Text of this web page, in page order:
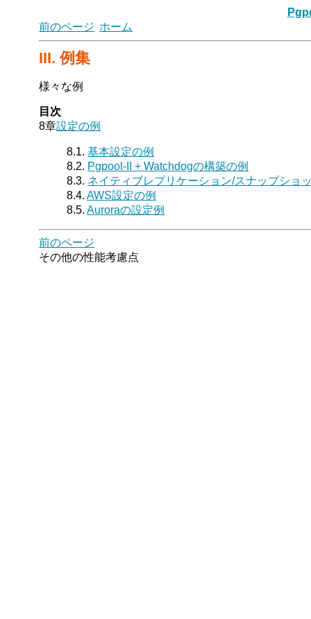
前のページ ホーム
III. 例集
様々な例
目次
8章設定の例
8.1.基本設定の例
8.2. Pgpool-II
+ Watchdogの構築の例
8.3. ネイティブレプリケーション/スナップショ
8.4.AWS設定の例
8.5.Auroraの設定例
前のページ
その他の性能考慮点